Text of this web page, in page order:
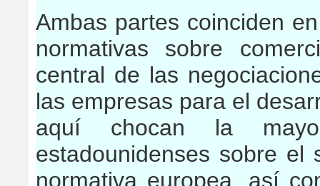
Ambas partes coinciden
normativas sobre
central de las
las empresas para el
aquí chocan la
estadounidenses sobre
normativa europea, así